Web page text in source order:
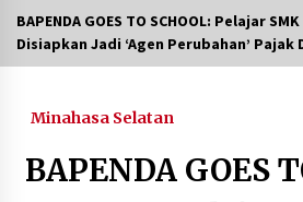
Pakar: Jabatan Publik
Keluar dari Palestina
BAPENDA GOES TO SCHOOL: Pelajar
Disiapkan Jadi ‘Agen Perubahan’ Pajak
Minahasa Selatan
BAPENDA GOES